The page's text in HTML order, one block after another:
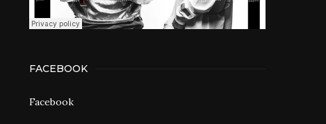
FACEBOOK
Facebook